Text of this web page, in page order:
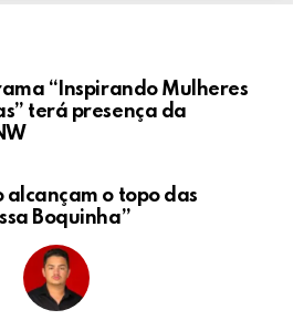
“Inspirando Mulheres
terá presença da
alcançam o topo das
Boquinha”